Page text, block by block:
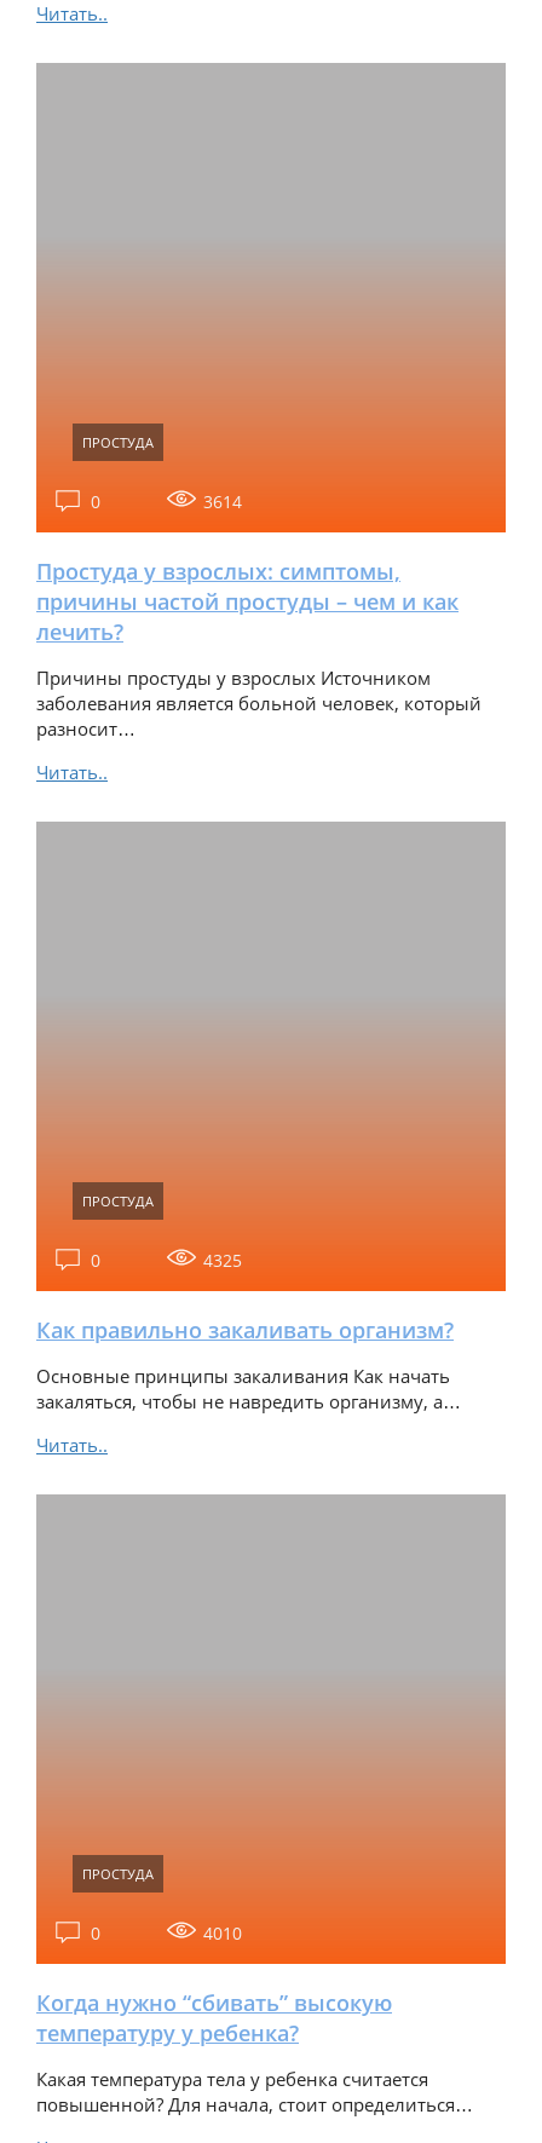
Читать..
ПРОСТУДА
0 3614
Простуда у взрослых: симптомы,
причины частой простуды – чем и как
лечить?
Причины простуды у взрослых Источником
заболевания является больной человек, который
разносит…
Читать..
ПРОСТУДА
0 4325
Как правильно закаливать организм?
Основные принципы закаливания Как начать
закаляться, чтобы не навредить организму, а…
Читать..
ПРОСТУДА
0 4010
Когда нужно “сбивать” высокую
температуру у ребенка?
Какая температура тела у ребенка считается
повышенной? Для начала, стоит определиться…